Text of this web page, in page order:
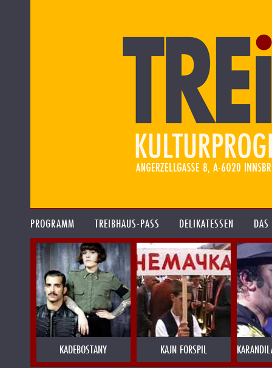
PROGRAMM TREIBHAUS-PASS DELIKATESSEN
KADEBOSTANY KAJN FORSPIL